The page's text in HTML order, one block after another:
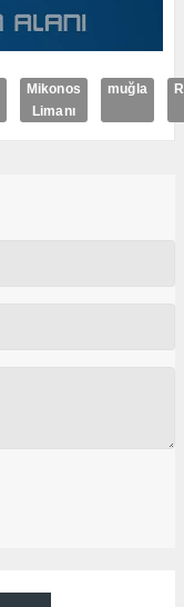
Mikonos
Limanı
muğla